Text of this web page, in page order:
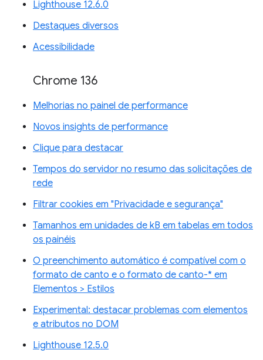
Lighthouse 12.6.0
Destaques diversos
Acessibilidade
Chrome 136
Melhorias no painel de performance
Novos insights de performance
Clique para destacar
Tempos do servidor no resumo das solicitações de
rede
Filtrar cookies em "Privacidade e segurança"
Tamanhos em unidades de kB em tabelas em todos
os painéis
O preenchimento automático é compatível com o
formato de canto e o formato de canto-* em
Elementos > Estilos
Experimental: destacar problemas com elementos
e atributos no DOM
Lighthouse 12.5.0